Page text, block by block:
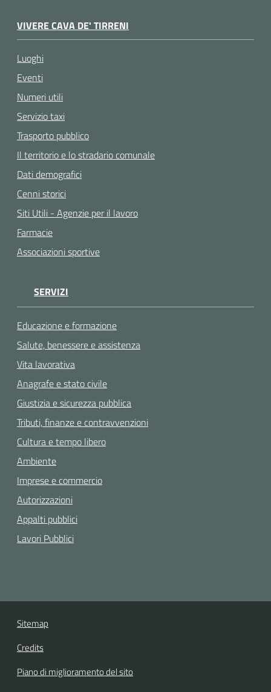
VIVERE CAVA DE' TIRRENI
Luoghi
Eventi
Numeri utili
Servizio taxi
Trasporto pubblico
Il territorio e lo stradario comunale
Dati demografici
Cenni storici
Siti Utili - Agenzie per il lavoro
Farmacie
Associazioni sportive
SERVIZI
Educazione e formazione
Salute, benessere e assistenza
Vita lavorativa
Anagrafe e stato civile
Giustizia e sicurezza pubblica
Tributi, finanze e contravvenzioni
Cultura e tempo libero
Ambiente
Imprese e commercio
Autorizzazioni
Appalti pubblici
Lavori Pubblici
Sitemap
Credits
Piano di miglioramento del sito